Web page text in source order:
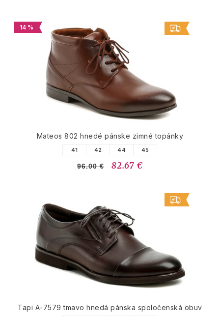
14 %
Mateos 802 hnedé pánske zimné topánky
41 42 44 45
96.00 € 82.67 €
Tapi A-7579 tmavo hnedá pánska spoločenská obuv